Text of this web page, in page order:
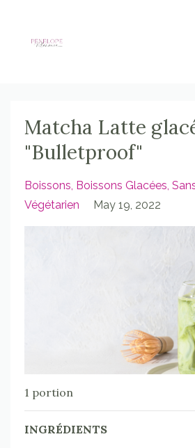
Matcha Latte
"Bulletproof"
Boissons Boissons Glacées
Végétarien
May 19, 2022
1 portion
INGRÉDIENTS